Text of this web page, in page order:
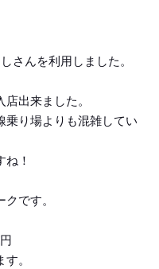
さんを利用しました。
出来ました。
乗り場よりも混雑してい
！
です。
。